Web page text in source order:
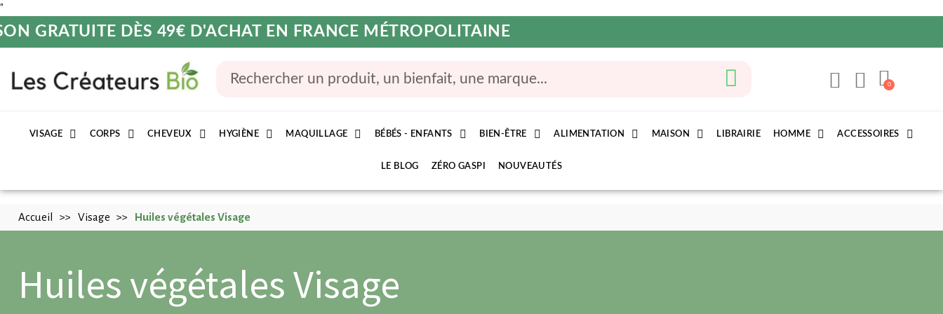
"
GRATUITE DÈS 49€ D'ACHAT EN FRANCE MÉTROPOLITAINE
VISAGE CORPS CHEVEUX HYGIÈNE MAQUILLAGE BÉBÉS - ENFANTS BIEN-ÊTRE ALIMENTATION MAISON LIBRAIRIE HOMME ACCESSOIRES
LE BLOG ZÉRO GASPI NOUVEAUTÉS
Accueil Visage Huiles végétales Visage
Huiles végétales Visage